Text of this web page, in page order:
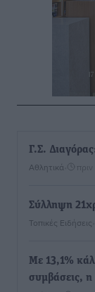
Γ.Σ.
Αθλητικά
Σύλληψη
Τοπικές Ειδήσεις
Με 13,1%
συμβάσεις,